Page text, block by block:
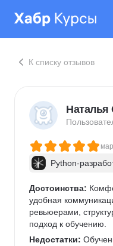
К списку отзывов
Наталья
Python-
Достоинства:
удобная
ревьюерами,
подход к обучению.
Недостатки: